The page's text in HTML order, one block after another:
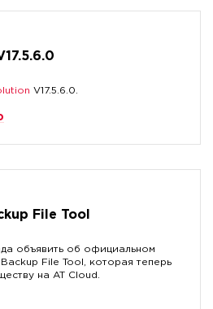
V17.5.6.0.
File Tool
объявить об официальном
File Tool, которая теперь
на AT Cloud.